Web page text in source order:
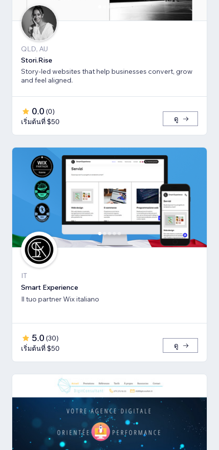
QLD, AU
Stori.Rise
Story-led websites that help businesses convert, grow
and feel aligned.
0.0 (0)
เริ่มต้นที่ $50
ดู
IT
Smart Experience
Il tuo partner Wix italiano
5.0 (30)
เริ่มต้นที่ $50
ดู